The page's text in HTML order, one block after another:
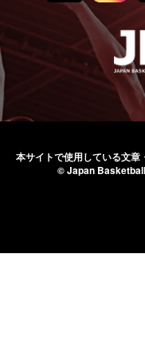
本サイトで使用している文章
© Japan